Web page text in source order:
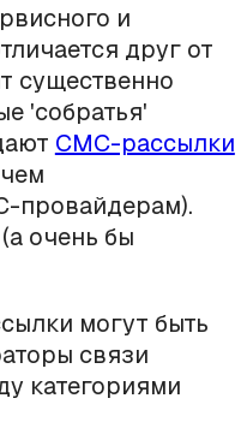
и
друг от
существенно
'собратья'
СМС-рассылки
провайдерам).
очень бы
могут быть
связи
категориями